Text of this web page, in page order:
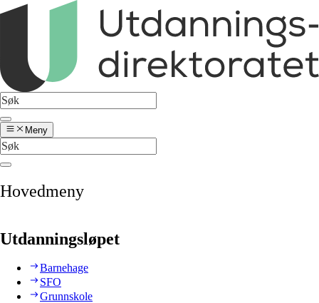
Meny
Hovedmeny
Utdanningsløpet
Barnehage
SFO
Grunnskole